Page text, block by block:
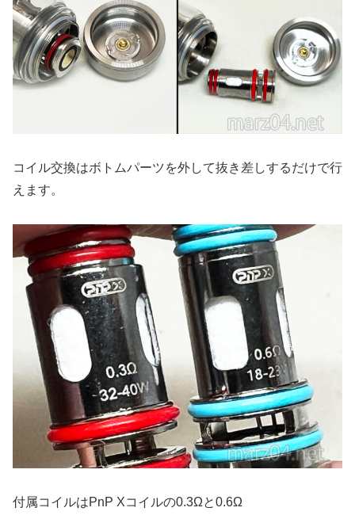
コイル交換はボトムパーツを外して抜き差しするだけで行
えます。
付属コイルはPnP Xコイルの0.3Ωと0.6Ω